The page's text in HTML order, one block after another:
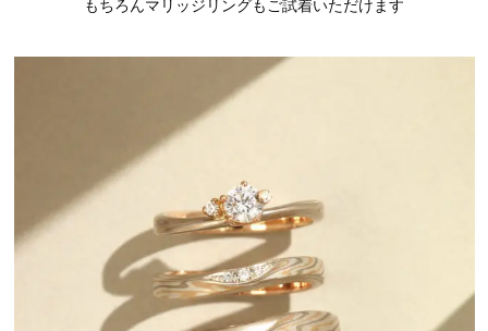
もちろんマリッジリングもご試着いただけます